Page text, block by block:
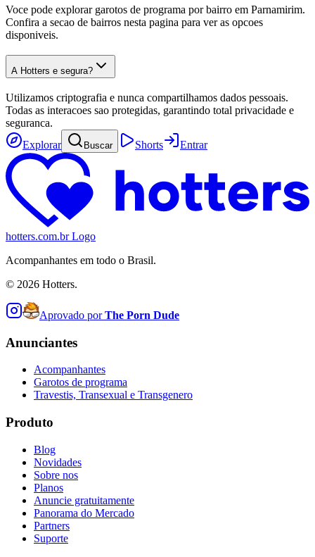
Voce pode explorar garotos de programa por bairro em Parnamirim.
Confira a secao de bairros nesta pagina para ver as opcoes
disponiveis.
A Hotters e segura?
Utilizamos criptografia e nunca compartilhamos dados pessoais.
Todas as interacoes sao protegidas, garantindo total privacidade e
seguranca.
Explorar
Buscar Shorts Entrar
hotters.com.br Logo
Acompanhantes em todo o Brasil.
© 2026 Hotters.
Aprovado por The Porn Dude
Anunciantes
Acompanhantes
Garotos de programa
Travestis, Transexual e Transgenero
Produto
Blog
Novidades
Sobre nos
Planos
Anuncie gratuitamente
Panorama do Mercado
Partners
Suporte